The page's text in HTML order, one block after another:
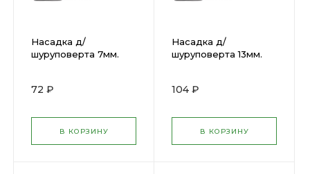
Насадка д/
шуруповерта 7мм.
72 ₽
В КОРЗИНУ
Насадка д/
шуруповерта 13мм.
104 ₽
В КОРЗИНУ